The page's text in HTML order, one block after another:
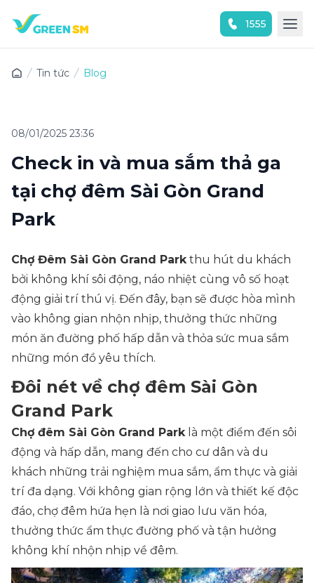
1555
Tin tức Blog
08/01/2025 23:36
Check in và mua sắm thả ga
tại chợ đêm Sài Gòn Grand
Park
Chợ Đêm Sài Gòn Grand Parkthu hút du khách
bởi không khí sôi động, náo nhiệt cùng vô số hoạt
động giải trí thú vị. Đến đây, bạn sẽ được hòa mình
vào không gian nhộn nhịp, thưởng thức những
món ăn đường phố hấp dẫn và thỏa sức mua sắm
những món đồ yêu thích.
Đôi nét về chợ đêm Sài Gòn
Grand Park
Chợ đêm Sài Gòn Grand Parklà một điểm đến sôi
động và hấp dẫn, mang đến cho cư dân và du
khách những trải nghiệm mua sắm, ẩm thực và giải
trí đa dạng. Với không gian rộng lớn và thiết kế độc
đáo, chợ đêm hứa hẹn là nơi giao lưu văn hóa,
thưởng thức ẩm thực đường phố và tận hưởng
không khí nhộn nhịp về đêm.